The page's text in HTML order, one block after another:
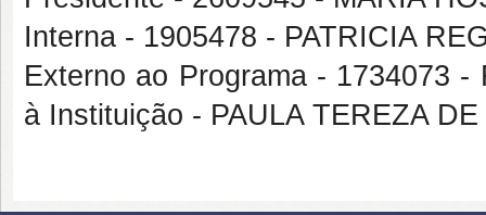
Interna - 1905478 - PATRICIA
Externo ao Programa - 1734073
à Instituição - PAULA TEREZA